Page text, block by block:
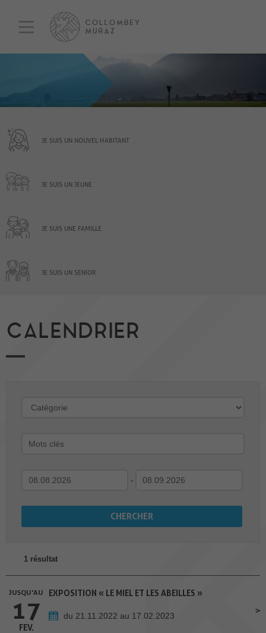
JE SUIS UN NOUVEL HABITANT
JE SUIS UN JEUNE
JE SUIS UNE FAMILLE
JE SUIS UN SENIOR
CALENDRIER
-
1 résultat
JUSQU'AU
17
FEV.
EXPOSITION « LE MIEL ET LES ABEILLES »
du 21.11.2022 au 17.02.2023